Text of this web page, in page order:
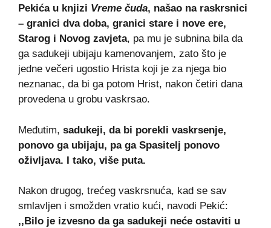
Pekića u knjizi Vreme čuda, našao na raskrsnici
– granici dva doba, granici stare i nove ere,
Starog i Novog zavjeta, pa mu je subnina bila da
ga sadukeji ubijaju kamenovanjem, zato što je
jedne večeri ugostio Hrista koji je za njega bio
neznanac, da bi ga potom Hrist, nakon četiri dana
provedena u grobu vaskrsao.
Međutim, sadukeji, da bi porekli vaskrsenje,
ponovo ga ubijaju, pa ga Spasitelj ponovo
oživljava. I tako, više puta.
Nakon drugog, trećeg vaskrsnuća, kad se sav
smlavljen i smožden vratio kući, navodi Pekić:
,,Bilo je izvesno da ga sadukeji neće ostaviti u